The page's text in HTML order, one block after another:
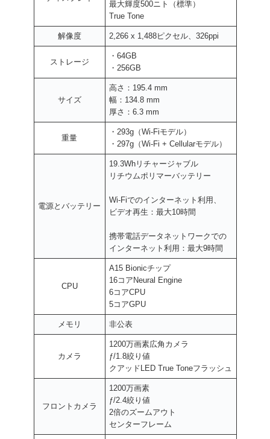
最大輝度500ニト（標準）
True Tone
解像度 2,266 x 1,488ピクセル、326ppi
ストレージ
・64GB
・256GB
サイズ
高さ：195.4 mm
幅：134.8 mm
厚さ：6.3 mm
重量
・293g（Wi-Fiモデル）
・297g（Wi-Fi + Cellularモデル）
電源とバッテリー
19.3Whリチャージャブル
リチウムポリマーバッテリー
Wi-Fiでのインターネット利用、
ビデオ再生：最大10時間
携帯電話データネットワークでの
インターネット利用：最大9時間
CPU
A15 Bionicチップ
16コアNeural Engine
6コアCPU
5コアGPU
メモリ 非公表
カメラ
1200万画素広角カメラ
ƒ/1.8絞り値
クアッドLED True Toneフラッシュ
フロントカメラ
1200万画素
ƒ/2.4絞り値
2倍のズームアウト
センターフレーム